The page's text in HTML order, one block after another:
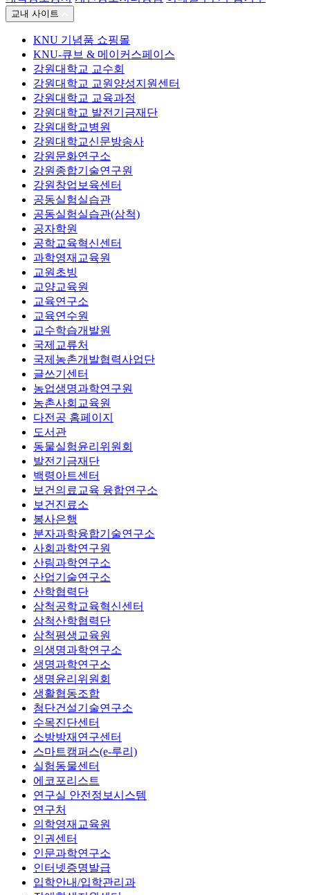
교내 사이트
KNU 기념품 쇼핑몰
KNU-큐브 & 메이커스페이스
강원대학교 교수회
강원대학교 교원양성지원센터
강원대학교 교육과정
강원대학교 발전기금재단
강원대학교병원
강원대학교신문방송사
강원문화연구소
강원종합기술연구원
강원창업보육센터
공동실험실습관
공동실험실습관(삼척)
공자학원
공학교육혁신센터
과학영재교육원
교원초빙
교양교육원
교육연구소
교육연수원
교수학습개발원
국제교류처
국제농촌개발협력사업단
글쓰기센터
농업생명과학연구원
농촌사회교육원
다전공 홈페이지
도서관
동물실험윤리위원회
발전기금재단
백령아트센터
보건의료교육 융합연구소
보건진료소
봉사은행
분자과학융합기술연구소
사회과학연구원
산림과학연구소
산업기술연구소
산학협력단
삼척공학교육혁신센터
삼척산학협력단
삼척평생교육원
의생명과학연구소
생명과학연구소
생명윤리위원회
생활협동조합
첨단건설기술연구소
수목진단센터
소방방재연구센터
스마트캠퍼스(e-루리)
실험동물센터
에코포리스트
연구실 안전정보시스템
연구처
의학영재교육원
인권센터
인문과학연구소
인터넷증명발급
입학안내/입학관리과